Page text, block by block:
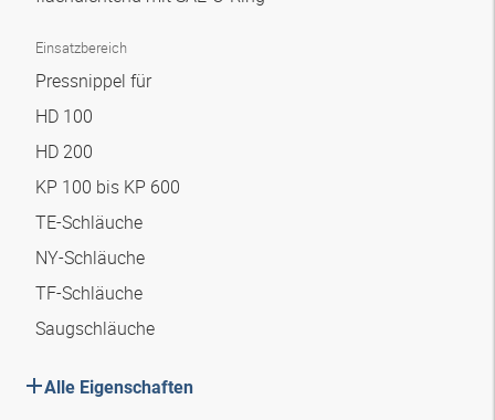
Einsatzbereich
Pressnippel für
HD 100
HD 200
KP 100 bis KP 600
TE-Schläuche
NY-Schläuche
TF-Schläuche
Saugschläuche
Alle Eigenschaften